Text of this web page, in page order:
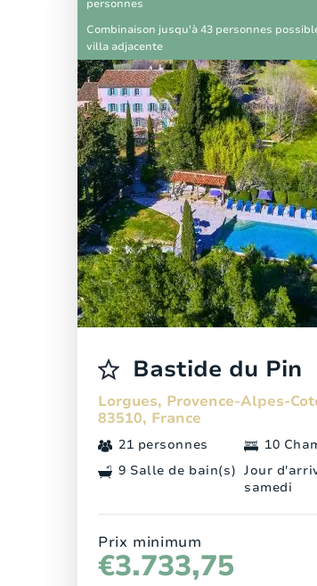
personnes
Combinaison jusqu'à 43 personnes
villa adjacente
Bastide du Pin
Lorgues, Provence-Alpes-
83510, France
21 personnes
10
9 Salle de bain(s) Jour
samedi
Prix minimum
€3.733,75